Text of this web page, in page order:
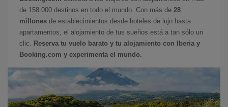
de 158.000 destinos en todo el mundo. Con más de 28
millones de establecimientos desde hoteles de lujo hasta
apartamentos, el alojamiento de tus sueños está a tan sólo un
clic.
Reserva tu vuelo barato y tu alojamiento con Iberia y
Booking.com y experimenta el mundo.